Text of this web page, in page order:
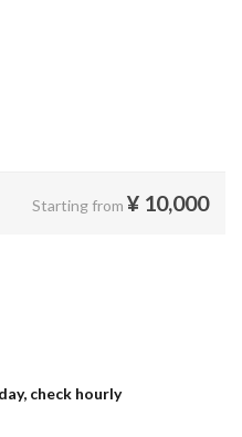
Starting from ¥ 10,000
check hourly